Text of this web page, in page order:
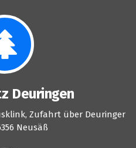
Deuringen
Zufahrt über Deuringer
Neusäß